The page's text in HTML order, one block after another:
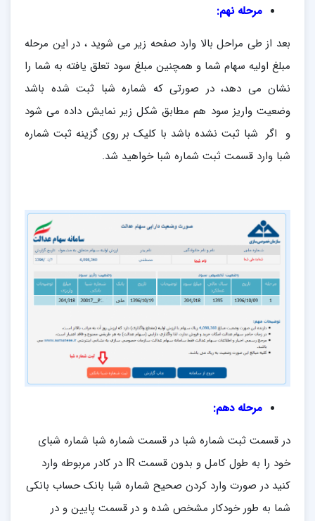
مرحله نهم:
بعد از طی مراحل بالا وارد صفحه زیر می شوید ، در این مرحله
مبلغ اولیه سهام شما و همچنین مبلغ سود تعلق یافته به شما را
نشان می دهد، در صورتی که شماره شبا ثبت شده باشد
وضعیت واریز سود هم مطابق شکل زیر نمایش داده می شود
و اگر شبا ثبت نشده باشد با کلیک بر روی گزینه ثبت شماره
شبا وارد قسمت ثبت شماره شبا خواهید شد.
مرحله دهم:
در قسمت ثبت شماره شبا در قسمت شماره شبا شماره شبای
خود را به طول کامل و بدون قسمت IR در کادر مربوطه وارد
کنید در صورت وارد کردن صحیح شماره شبا بانک حساب بانکی
شما به طور خودکار مشخص شده و در قسمت پایین و در